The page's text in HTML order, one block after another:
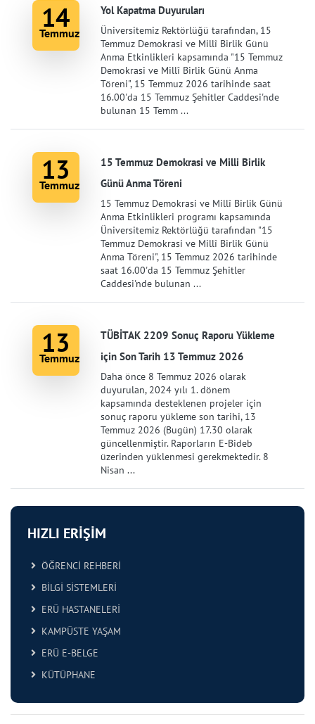
HIZLI ERİŞİM
ÖĞRENCİ REHBERİ
BİLGİ SİSTEMLERİ
ERÜ HASTANELERİ
KAMPÜSTE YAŞAM
ERÜ E-BELGE
KÜTÜPHANE
14
Temmuz
Yol Kapatma Duyuruları
Üniversitemiz Rektörlüğü tarafından, 15
Temmuz Demokrasi ve Millî Birlik Günü
Anma Etkinlikleri kapsamında "15 Temmuz
Demokrasi ve Millî Birlik Günü Anma
Töreni", 15 Temmuz 2026 tarihinde saat
16.00'da 15 Temmuz Şehitler Caddesi'nde
bulunan 15 Temm ...
13
Temmuz
15 Temmuz Demokrasi ve Milli Birlik
Günü Anma Töreni
15 Temmuz Demokrasi ve Millî Birlik Günü
Anma Etkinlikleri programı kapsamında
Üniversitemiz Rektörlüğü tarafından "15
Temmuz Demokrasi ve Millî Birlik Günü
Anma Töreni", 15 Temmuz 2026 tarihinde
saat 16.00'da 15 Temmuz Şehitler
Caddesi'nde bulunan ...
13
Temmuz
TÜBİTAK 2209 Sonuç Raporu Yükleme
için Son Tarih 13 Temmuz 2026
Daha önce 8 Temmuz 2026 olarak
duyurulan, 2024 yılı 1. dönem
kapsamında desteklenen projeler için
sonuç raporu yükleme son tarihi, 13
Temmuz 2026 (Bugün) 17.30 olarak
güncellenmiştir. Raporların E-Bideb
üzerinden yüklenmesi gerekmektedir. 8
Nisan ...